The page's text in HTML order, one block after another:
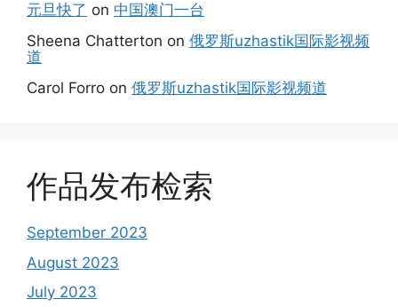
元旦快了 on 中国澳门一台
Sheena Chatterton on 俄罗斯uzhastik国际影视频
道
Carol Forro on 俄罗斯uzhastik国际影视频道
作品发布检索
September 2023
August 2023
July 2023